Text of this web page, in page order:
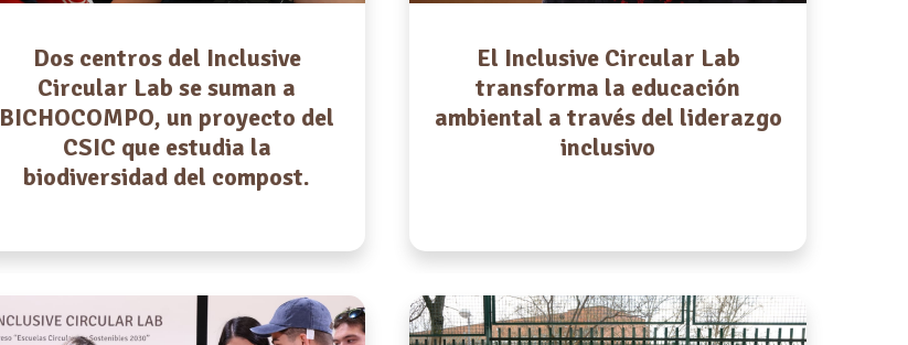
Dos centros del Inclusive
Circular Lab se suman a
BICHOCOMPO, un proyecto del
CSIC que estudia la
biodiversidad del compost.
El Inclusive Circular Lab
transforma la educación
ambiental a través del liderazgo
inclusivo